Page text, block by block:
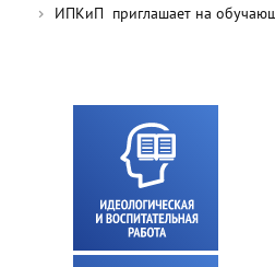
ИПКиП приглашает на